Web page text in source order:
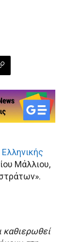
Μάλλιου,